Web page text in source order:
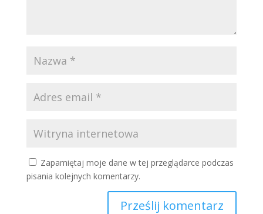
Zapamiętaj moje dane w tej przeglądarce podczas
pisania kolejnych komentarzy.